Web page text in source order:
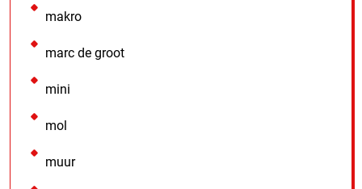
makro
marc de groot
mini
mol
muur